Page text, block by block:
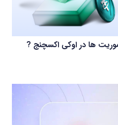
ها در اوکی اکسچنج ?